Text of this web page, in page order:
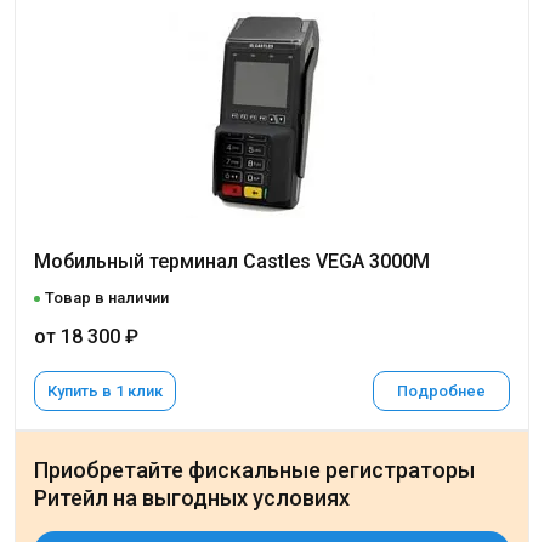
Мобильный терминал Castles VEGA 3000M
Товар в наличии
от 18 300 ₽
Купить в 1 клик Подробнее
Приобретайте фискальные регистраторы
Ритейл на выгодных условиях